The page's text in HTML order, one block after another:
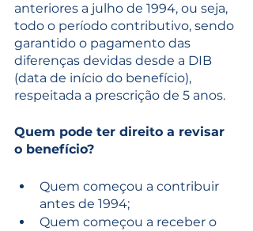
anteriores a julho de 1994, ou seja,
todo o período contributivo, sendo
garantido o pagamento das
diferenças devidas desde a DIB
(data de início do benefício),
respeitada a prescrição de 5 anos.
Quem pode ter direito a revisar
o benefício?
Quem começou a contribuir
antes de 1994;
Quem começou a receber o